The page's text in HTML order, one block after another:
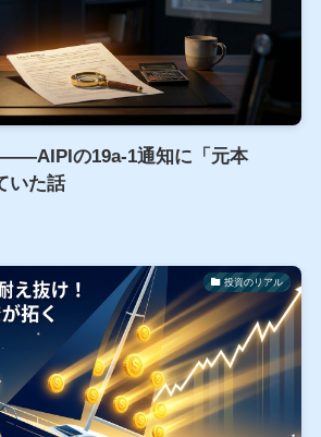
の19a-1通知に「元本
いた話
投資のリアル